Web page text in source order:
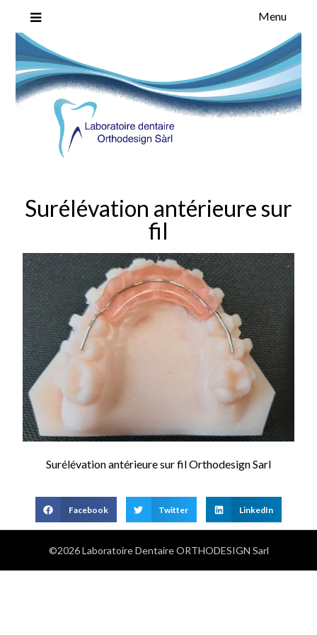
Laboratoire Dentaire
ORTHODESIGN Sarl
Laboratoire Dentaire ORTHODESIGN Sarl spécialiste enMenu
Surélévation antérieure sur
fil
Surélévation antérieure sur fil Orthodesign Sarl
Facebook Twitter LinkedIn
©2026 Laboratoire Dentaire ORTHODESIGN Sarl